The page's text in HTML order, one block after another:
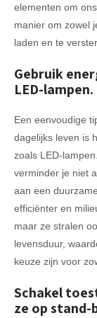
elementen om
manier om zowel
laden en te
Gebruik
LED-lampen.
Een eenvoudige
dagelijks leven is
zoals LED-
verminder je niet
aan een
efficiënter en
maar ze stralen
levensduur,
keuze zijn voor
Schakel
ze op